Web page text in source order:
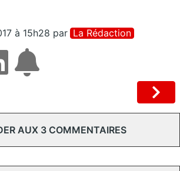
à 15h28 par La Rédaction
AUX 3 COMMENTAIRES